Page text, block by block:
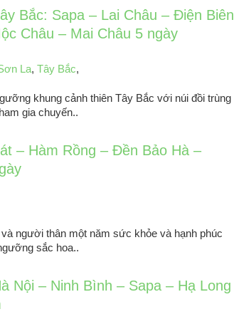
Bắc: Sapa – Lai Châu – Điện Biên
Châu – Mai Châu 5 ngày
La, Tây Bắc,
khung cảnh thiên Tây Bắc với núi đồi trùng
gia chuyến..
– Hàm Rồng – Đền Bảo Hà –
người thân một năm sức khỏe và hạnh phúc
sắc hoa..
Nội – Ninh Bình – Sapa – Hạ Long